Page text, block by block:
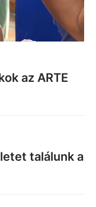
az ARTE
találunk a